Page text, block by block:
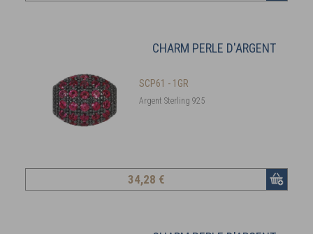
CHARM PERLE D'ARGENT
SCP61 - 1GR
Argent Sterling 925
34,28 €